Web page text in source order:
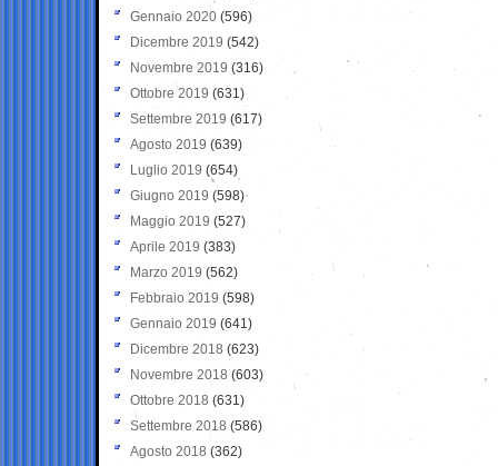
Gennaio 2020 (596)
Dicembre 2019 (542)
Novembre 2019 (316)
Ottobre 2019 (631)
Settembre 2019 (617)
Agosto 2019 (639)
Luglio 2019 (654)
Giugno 2019 (598)
Maggio 2019 (527)
Aprile 2019 (383)
Marzo 2019 (562)
Febbraio 2019 (598)
Gennaio 2019 (641)
Dicembre 2018 (623)
Novembre 2018 (603)
Ottobre 2018 (631)
Settembre 2018 (586)
Agosto 2018 (362)